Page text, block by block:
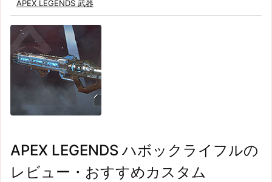
APEX LEGENDS 武器
APEX LEGENDS ハボックライフルの
レビュー・おすすめカスタム